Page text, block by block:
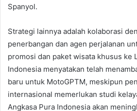
Spanyol.
Strategi lainnya adalah kolaborasi
penerbangan dan agen perjalanan
promosi dan paket wisata khusus ke
Indonesia menyatakan telah
baru untuk MotoGPTM, meskipun
internasional memerlukan studi
Angkasa Pura Indonesia akan